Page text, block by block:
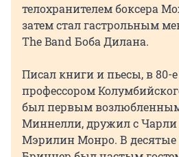
телохранителем боксера
затем стал гастрольным
The Band Боба Дилана.
Писал книги и пьесы, в 80-
профессором
был первым
Миннелли, дружил с
Мэрилин Монро. В десятые